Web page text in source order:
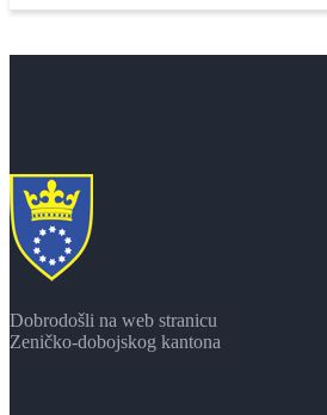
Dobrodošli na web stranicu
Zeničko-dobojskog kantona